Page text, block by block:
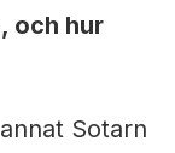
och hur
Sotarn